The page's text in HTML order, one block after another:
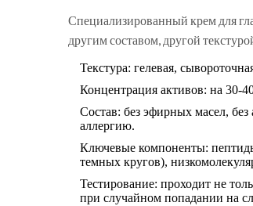
Специализированный крем для
другим составом, другой
Текстура: гелевая,
Концентрация активов: на 30-
Состав: без эфирных масел,
аллергию.
Ключевые компоненты:
темных кругов),
Тестирование: проходит не
при случайном попадании на